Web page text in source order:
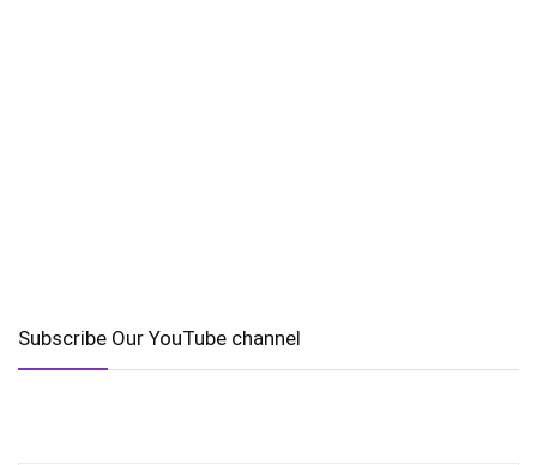
Subscribe Our YouTube channel